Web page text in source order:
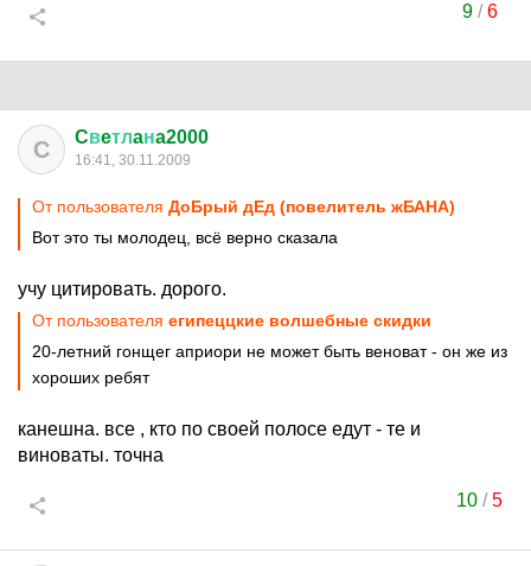
9/6
C Cвeтлaнa2000
16:41, 30.11.2009
От пользователя ДоБрый дЕд (повелитель жБАНА)
Вот это ты молодец, всё верно сказала
учу цитировать. дорого.
От пользователя египеццкие волшебные скидки
20-летний гонщег априори не может быть веноват - он же из
хороших ребят
канешна. все , кто по своей полосе едут - те и
виноваты. точна
10 /5